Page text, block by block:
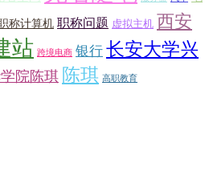
称计算机 职称问题 虚拟主机 西安
站 跨境电商 银行 长安大学兴
院陈琪 陈琪 高职教育